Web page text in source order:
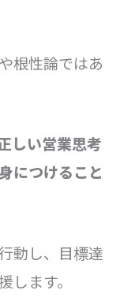
根性論ではあ
しい営業思考
につけること
動し、目標達
ます。